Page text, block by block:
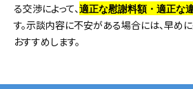
る交渉によって、 適正な慰謝料額・適正な
す。示談内容に不安がある場合には、早め
おすすめします。